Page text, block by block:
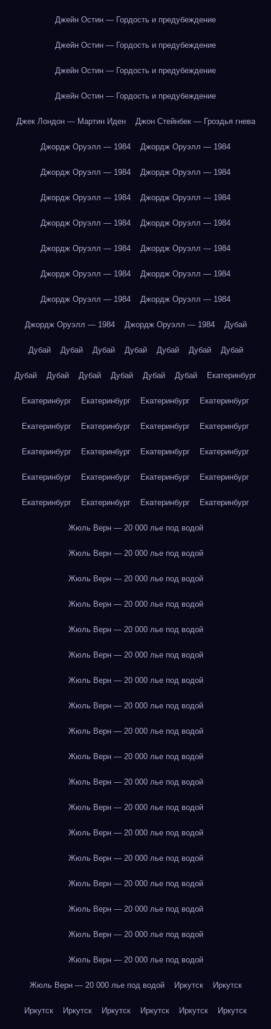
Джейн Остин — Гордость и предубеждение
Джейн Остин — Гордость и предубеждение
Джейн Остин — Гордость и предубеждение
Джейн Остин — Гордость и предубеждение
Джек Лондон — Мартин Иден Джон Стейнбек — Гроздья гнева
Джордж Оруэлл — 1984 Джордж Оруэлл — 1984
Джордж Оруэлл — 1984 Джордж Оруэлл — 1984
Джордж Оруэлл — 1984 Джордж Оруэлл — 1984
Джордж Оруэлл — 1984 Джордж Оруэлл — 1984
Джордж Оруэлл — 1984 Джордж Оруэлл — 1984
Джордж Оруэлл — 1984 Джордж Оруэлл — 1984
Джордж Оруэлл — 1984 Джордж Оруэлл — 1984
Джордж Оруэлл — 1984 Джордж Оруэлл — 1984 Дубай
Дубай Дубай Дубай Дубай Дубай Дубай Дубай
Дубай Дубай Дубай Дубай Дубай Дубай Екатеринбург
Екатеринбург Екатеринбург Екатеринбург Екатеринбург
Екатеринбург Екатеринбург Екатеринбург Екатеринбург
Екатеринбург Екатеринбург Екатеринбург Екатеринбург
Екатеринбург Екатеринбург Екатеринбург Екатеринбург
Екатеринбург Екатеринбург Екатеринбург Екатеринбург
Жюль Верн — 20 000 лье под водой
Жюль Верн — 20 000 лье под водой
Жюль Верн — 20 000 лье под водой
Жюль Верн — 20 000 лье под водой
Жюль Верн — 20 000 лье под водой
Жюль Верн — 20 000 лье под водой
Жюль Верн — 20 000 лье под водой
Жюль Верн — 20 000 лье под водой
Жюль Верн — 20 000 лье под водой
Жюль Верн — 20 000 лье под водой
Жюль Верн — 20 000 лье под водой
Жюль Верн — 20 000 лье под водой
Жюль Верн — 20 000 лье под водой
Жюль Верн — 20 000 лье под водой
Жюль Верн — 20 000 лье под водой
Жюль Верн — 20 000 лье под водой
Жюль Верн — 20 000 лье под водой
Жюль Верн — 20 000 лье под водой
Жюль Верн — 20 000 лье под водой Иркутск Иркутск
Иркутск Иркутск Иркутск Иркутск Иркутск Иркутск